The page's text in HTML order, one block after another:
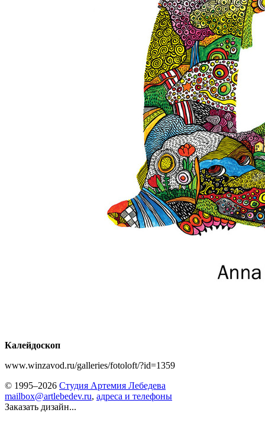
Калейдоскоп
www.winzavod.ru/galleries/fotoloft/?id=1359
© 1995–2026 Студия Артемия Лебедева
mailbox@artlebedev.ru, адреса и телефоны
Заказать дизайн...